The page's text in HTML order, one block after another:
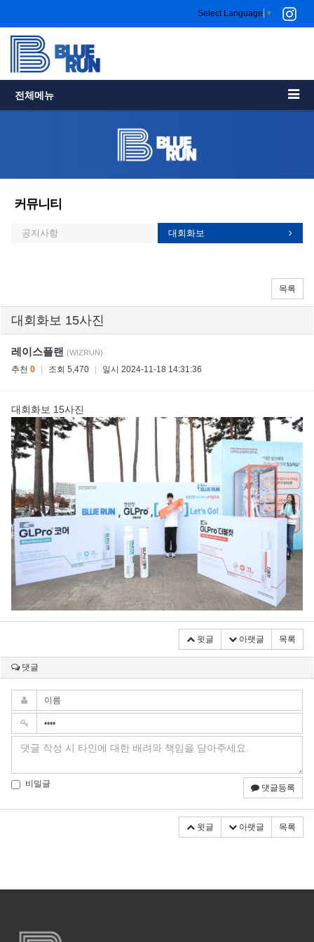
Select Language ▼
전체메뉴
커뮤니티
공지사항 대회화보
목록
대회화보 15사진
레이스플랜 (WIZRUN)
추천 0 | 조회 5,470 | 일시 2024-11-18 14:31:36
대회화보 15사진
윗글 아랫글 목록
댓글
비밀글 댓글등록
윗글 아랫글 목록